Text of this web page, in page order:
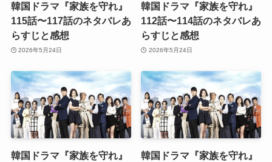
韓国ドラマ『家族を守れ』
115話〜117話のネタバレあ
らすじと感想
2026年5月24日
韓国ドラマ『家族を守れ』
112話〜114話のネタバレあ
らすじと感想
2026年5月24日
韓国ドラマ『家族を守れ』
韓国ドラマ『家族を守れ』